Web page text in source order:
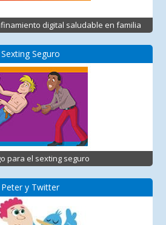
digital saludable en familia
Sexting Seguro
para el sexting seguro
Peter y Twitter